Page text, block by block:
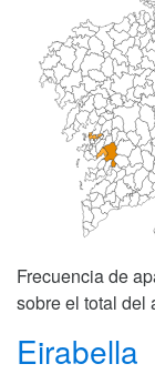
Frecuencia de
sobre el total del
Eirabella